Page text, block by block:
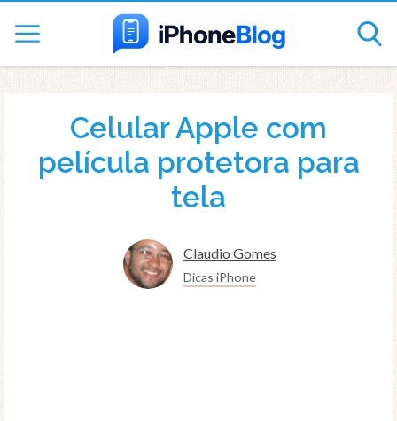
Celular Apple com
película protetora para
tela
Claudio Gomes
Dicas iPhone